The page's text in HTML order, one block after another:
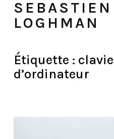
SEBASTIEN
LOGHMAN
Étiquette :
d’ordinateur